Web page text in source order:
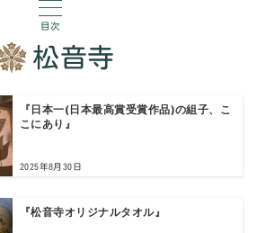
目次
松音寺
『日本一(日本最高賞受賞作品)の組子、こ
こにあり』
2025年8月30日
『松音寺オリジナルタオル』